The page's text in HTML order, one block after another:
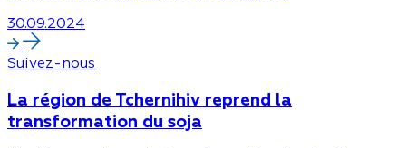
30.09.2024
Suivez-nous
La région de Tchernihiv reprend la
transformation du soja